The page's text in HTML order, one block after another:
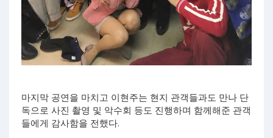
마지막 공연을 마치고 이현주는 현지 관객들과도 만나 단
독으로 사진 촬영 및 악수회 등도 진행하며 함께해준 관객
들에게 감사함을 전했다.